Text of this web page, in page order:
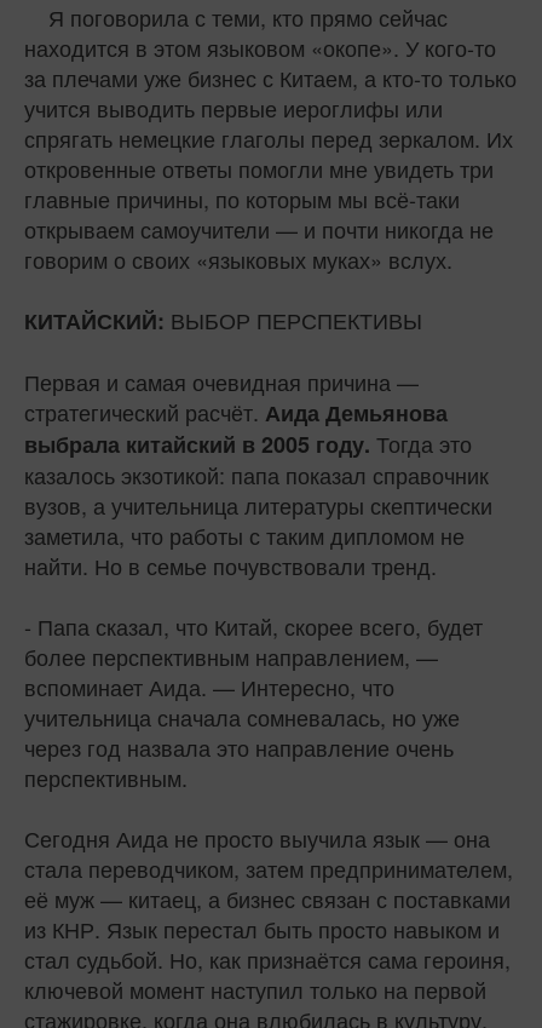
Я поговорила с теми, кто прямо сейчас
находится в этом языковом «окопе». У кого-то
за плечами уже бизнес с Китаем, а кто-то только
учится выводить первые иероглифы или
спрягать немецкие глаголы перед зеркалом. Их
откровенные ответы помогли мне увидеть три
главные причины, по которым мы всё-таки
открываем самоучители — и почти никогда не
говорим о своих «языковых муках» вслух.
КИТАЙСКИЙ: ВЫБОР ПЕРСПЕКТИВЫ
Первая и самая очевидная причина —
стратегический расчёт. Аида Демьянова
выбрала китайский в 2005 году. Тогда это
казалось экзотикой: папа показал справочник
вузов, а учительница литературы скептически
заметила, что работы с таким дипломом не
найти. Но в семье почувствовали тренд.
- Папа сказал, что Китай, скорее всего, будет
более перспективным направлением, —
вспоминает Аида. — Интересно, что
учительница сначала сомневалась, но уже
через год назвала это направление очень
перспективным.
Сегодня Аида не просто выучила язык — она
стала переводчиком, затем предпринимателем,
её муж — китаец, а бизнес связан с поставками
из КНР. Язык перестал быть просто навыком и
стал судьбой. Но, как признаётся сама героиня,
ключевой момент наступил только на первой
стажировке, когда она влюбилась в культуру.